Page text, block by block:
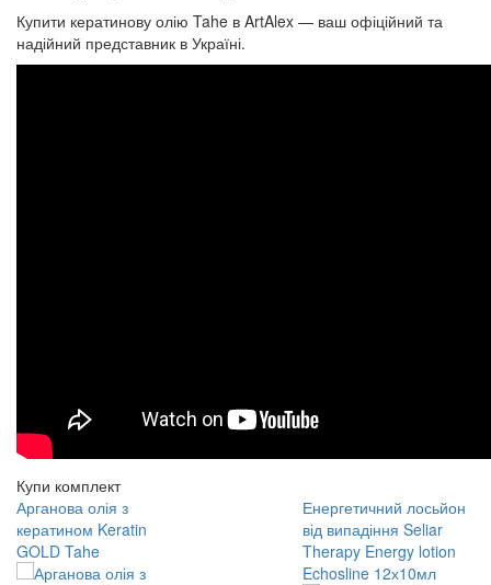
Купити кератинову олію Tahe в ArtAlex — ваш офіційний та
надійний представник в Україні.
Купи комплект
Арганова олія з
кератином Keratin
GOLD Tahe
Енергетичний лосьйон
від випадіння Seliar
Therapy Energy lotion
Echosline 12х10мл